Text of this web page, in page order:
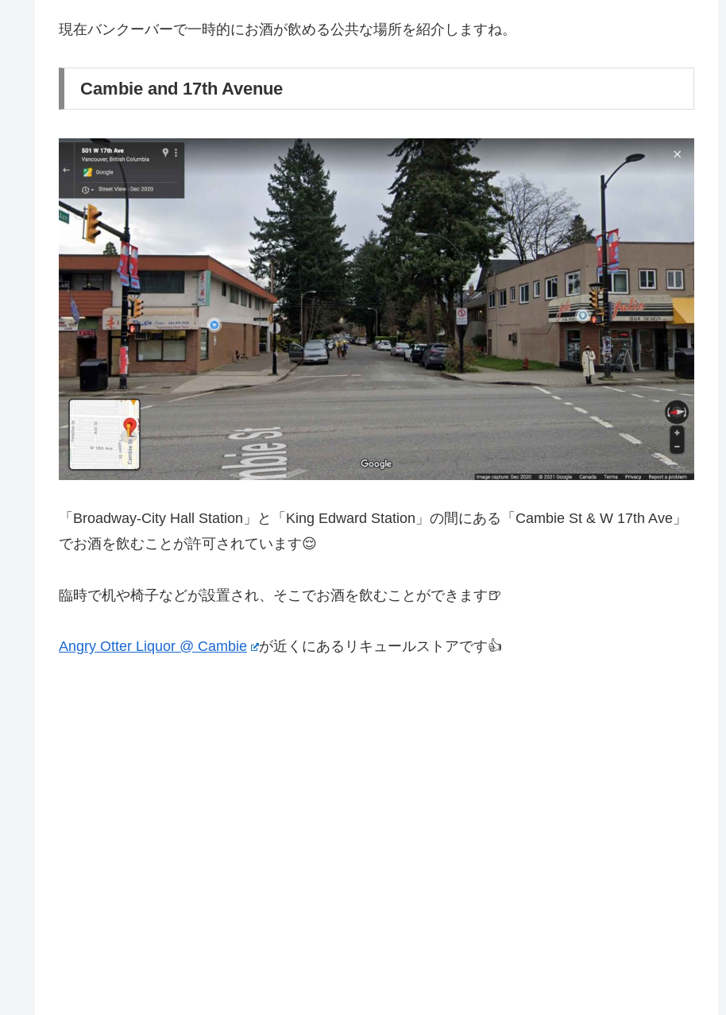
現在バンクーバーで一時的にお酒が飲める公共な場所を紹介しますね。
Cambie and 17th Avenue
「Broadway-City Hall Station」と「King Edward Station」の間にある「Cambie St & W 17th Ave」
でお酒を飲むことが許可されています😌
臨時で机や椅子などが設置され、そこでお酒を飲むことができます🍺
Angry Otter Liquor @ Cambie が近くにあるリキュールストアです👍